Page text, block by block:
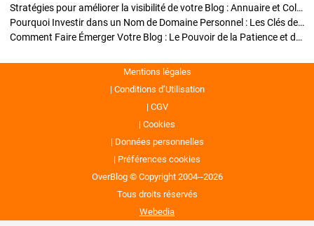
Stratégies pour améliorer la visibilité de votre Blog : Annuaire et Collaborations
Pourquoi Investir dans un Nom de Domaine Personnel : Les Clés de la Réussite de Votre Blog
Comment Faire Émerger Votre Blog : Le Pouvoir de la Patience et de la Persévérance
Mentions légales
Conditions d’Utilisation
CGV
Cookies
Données personnelles
Préférences cookies
OverBlog © Copyright 2004--2026
Tous droits réservés
Webedia